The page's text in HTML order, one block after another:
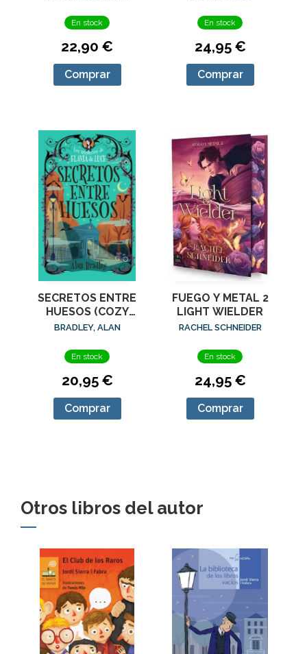
En stock
22,90 €
Comprar
PINTADOS)
En stock
24,95 €
Comprar
SECRETOS ENTRE
HUESOS (COZY
MYSTERY JUVENIL)
BRADLEY, ALAN
En stock
20,95 €
Comprar
FUEGO Y METAL 2
LIGHT WIELDER
RACHEL SCHNEIDER
En stock
24,95 €
Comprar
Otros libros del autor